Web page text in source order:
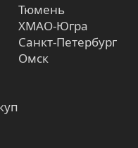
Тюмень
ХМАО-Югра
Санкт-Петербург
Омск